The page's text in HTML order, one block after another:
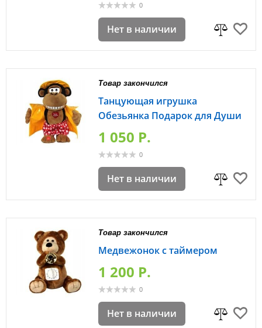
0
Нет в наличии
Товар закончился
Танцующая игрушка
Обезьянка Подарок для Души
1 050 P.
0
Нет в наличии
Товар закончился
Медвежонок с таймером
1 200 P.
0
Нет в наличии